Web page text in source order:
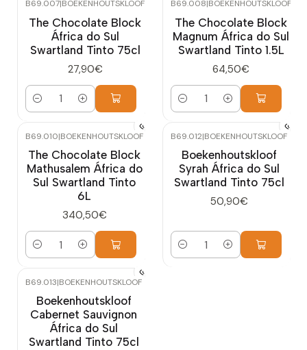
B69.007|BOEKENHOUTSKLOOF
The Chocolate Block
África do Sul
Swartland Tinto 75cl
27,90€
Quantidade
B69.008|BOEKENHOUTSKLOOF
The Chocolate Block
Magnum África do Sul
Swartland Tinto 1.5L
64,50€
Quantidade
B69.010|BOEKENHOUTSKLOOF
The Chocolate Block
Mathusalem África do
Sul Swartland Tinto
6L
340,50€
Quantidade
B69.012|BOEKENHOUTSKLOOF
Boekenhoutskloof
Syrah África do Sul
Swartland Tinto 75cl
50,90€
Quantidade
B69.013|BOEKENHOUTSKLOOF
Boekenhoutskloof
Cabernet Sauvignon
África do Sul
Swartland Tinto 75cl